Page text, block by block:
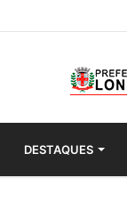
DESTAQUES